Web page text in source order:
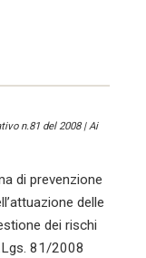
n.81 del 2008 | Ai
di prevenzione
delle
dei rischi
81/2008